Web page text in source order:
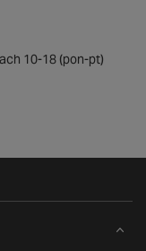
10-18 (pon-pt)